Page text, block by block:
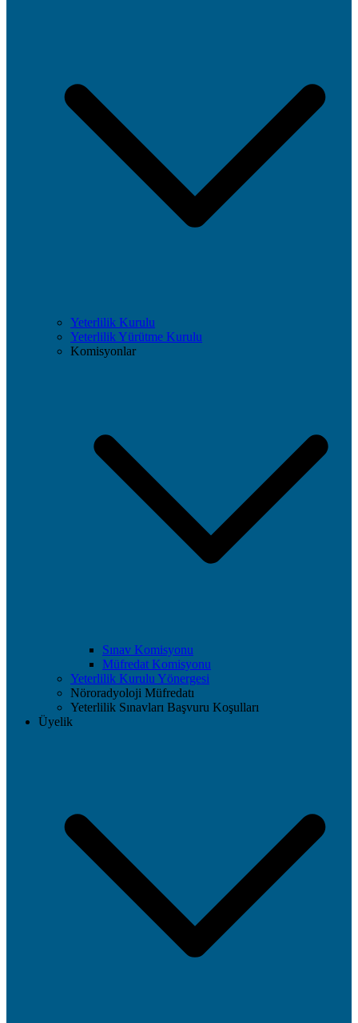
Yeterlilik Kurulu
Yeterlilik Yürütme Kurulu
Komisyonlar
Sınav Komisyonu
Müfredat Komisyonu
Yeterlilik Kurulu Yönergesi
Nöroradyoloji Müfredatı
Yeterlilik Sınavları Başvuru Koşulları
Üyelik